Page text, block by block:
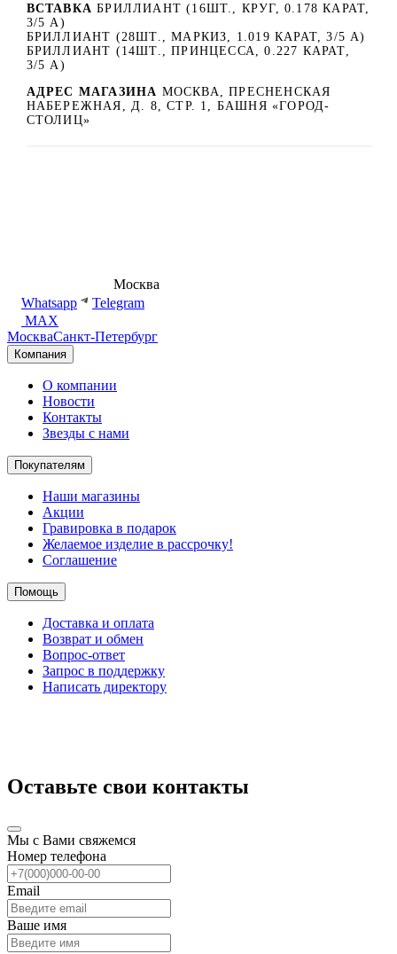
ВСТАВКА БРИЛЛИАНТ (16ШТ., КРУГ, 0.178 КАРАТ,
3/5 А)
БРИЛЛИАНТ (28ШТ., МАРКИЗ, 1.019 КАРАТ, 3/5 А)
БРИЛЛИАНТ (14ШТ., ПРИНЦЕССА, 0.227 КАРАТ,
3/5 А)
АДРЕС МАГАЗИНА МОСКВА, ПРЕСНЕНСКАЯ
НАБЕРЕЖНАЯ, Д. 8, СТР. 1, БАШНЯ «ГОРОД-
СТОЛИЦ»
Москва
Whatsapp
Telegram
MAX
МоскваСанкт-Петербург
Компания
О компании
Новости
Контакты
Звезды с нами
Покупателям
Наши магазины
Акции
Гравировка в подарок
Желаемое изделие в рассрочку!
Соглашение
Помощь
Доставка и оплата
Возврат и обмен
Вопрос-ответ
Запрос в поддержку
Написать директору
Оставьте свои контакты
Мы с Вами свяжемся
Номер телефона
Email
Ваше имя